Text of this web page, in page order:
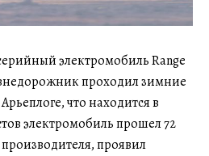
электромобиль Range
проходил зимние
что находится в
электромобиль прошел 72
проявил